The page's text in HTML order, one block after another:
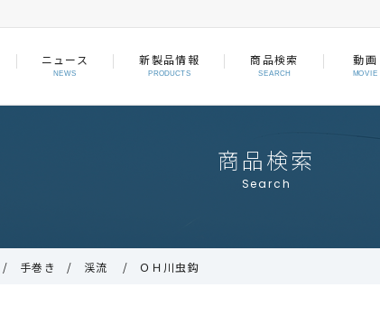
ニュース
NEWS
新製品情報
PRODUCTS
商品検索
SEARCH
動画
MOVIE
商品検索
Search
手巻き 渓流 ＯＨ川虫鈎